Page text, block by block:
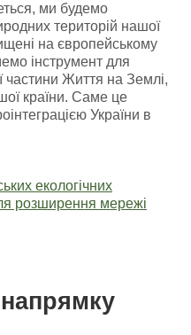
ми будемо
територій нашої
на європейському
інструмент для
частини Життя на Землі,
країни. Саме це
України в
екологічних
розширення мережі